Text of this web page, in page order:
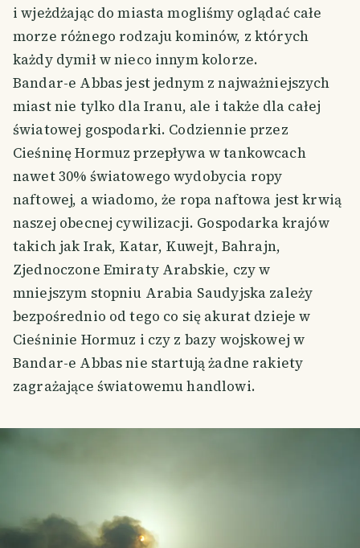
i wjeżdżając do miasta mogliśmy oglądać całe
morze różnego rodzaju kominów, z których
każdy dymił w nieco innym kolorze.
Bandar-e Abbas jest jednym z najważniejszych
miast nie tylko dla Iranu, ale i także dla całej
światowej gospodarki. Codziennie przez
Cieśninę Hormuz przepływa w tankowcach
nawet 30% światowego wydobycia ropy
naftowej, a wiadomo, że ropa naftowa jest krwią
naszej obecnej cywilizacji. Gospodarka krajów
takich jak Irak, Katar, Kuwejt, Bahrajn,
Zjednoczone Emiraty Arabskie, czy w
mniejszym stopniu Arabia Saudyjska zależy
bezpośrednio od tego co się akurat dzieje w
Cieśninie Hormuz i czy z bazy wojskowej w
Bandar-e Abbas nie startują żadne rakiety
zagrażające światowemu handlowi.